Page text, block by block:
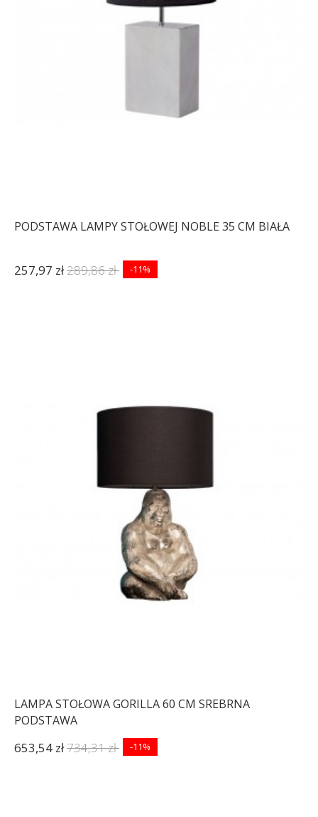
PODSTAWA LAMPY STOŁOWEJ NOBLE 35 CM BIAŁA
257,97 zł289,86 zł -11%
LAMPA STOŁOWA GORILLA 60 CM SREBRNA
PODSTAWA
653,54 zł734,31 zł -11%